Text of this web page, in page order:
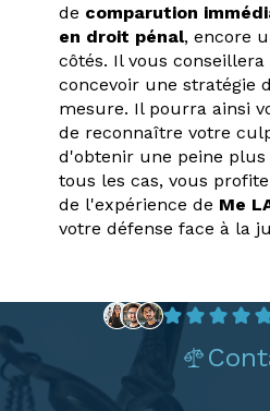
de comparution
en droit pénal, encore
côtés. Il vous
concevoir une stratégie
mesure. Il pourra ainsi
de reconnaître votre
d'obtenir une peine plus
tous les cas, vous
de l'expérience de Me
votre défense face à la